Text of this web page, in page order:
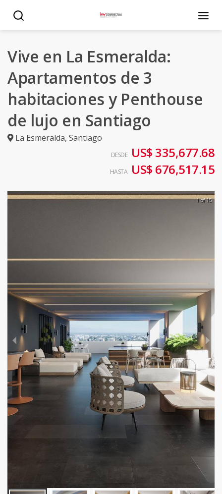
Vive en La Esmeralda:
Apartamentos de 3
habitaciones y Penthouse
de lujo en Santiago
La Esmeralda, Santiago
DESDE US$ 335,677.68
HASTA US$ 676,517.15
1 of 15